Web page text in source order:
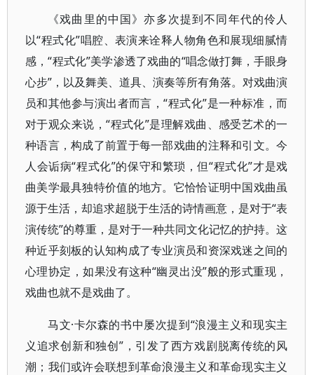
《戏曲里的中国》亦多次提到不同年代的伶人
以“程式化”唱腔、表演来诠释人物角色和展现细腻情
感，“程式化”美学渗透了戏曲的“唱念做打舞，手眼身
心步”，以及舞美、道具、演奏等所有角落。对戏曲演
员和其他参与演出者而言，“程式化”是一种标准，而
对于观众来说，“程式化”是理解戏曲、感受艺术的一
种语言，构成了前置于每一部戏曲的注释和引文。今
人会诟病“程式化”的保守和繁琐，但“程式化”才是戏
曲美学最具独特价值的地方。它恰恰证明中国戏曲虽
源于生活，却追求超脱于生活的诗情画意，是对于“表
演传统”的尊重，是对于一种共同文化记忆的护持。这
种近乎刻板的认知构成了专业演员和资深戏迷之间的
心理协定，如果没有这种“幽灵出没”般的形式重现，
戏曲也就不是戏曲了。
马文·卡尔森的书中屡次提到“浪漫主义和现实主
义追求创新和独创”，引发了西方戏剧脱离传统的风
潮；我们或许会联想到革命浪漫主义和革命现实主义